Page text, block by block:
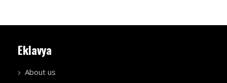
Eklavya
About us